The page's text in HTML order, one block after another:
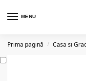
MENU
Prima pagină / Casa si